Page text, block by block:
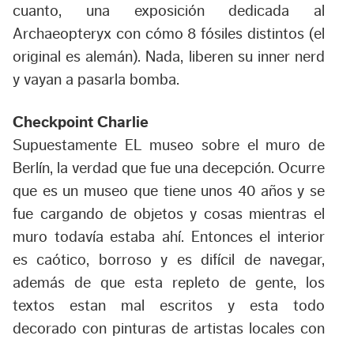
cuanto, una exposición dedicada al
Archaeopteryx con cómo 8 fósiles distintos (el
original es alemán). Nada, liberen su inner nerd
y vayan a pasarla bomba.
Checkpoint Charlie
Supuestamente EL museo sobre el muro de
Berlín, la verdad que fue una decepción. Ocurre
que es un museo que tiene unos 40 años y se
fue cargando de objetos y cosas mientras el
muro todavía estaba ahí. Entonces el interior
es caótico, borroso y es difícil de navegar,
además de que esta repleto de gente, los
textos estan mal escritos y esta todo
decorado con pinturas de artistas locales con